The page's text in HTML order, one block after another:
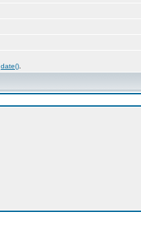
date()